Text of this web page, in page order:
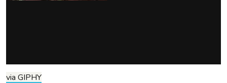
via GIPHY